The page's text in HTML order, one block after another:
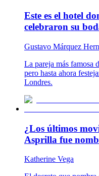
Este es el hotel
celebraron su
Gustavo Márquez
La pareja más famosa
pero hasta ahora
Londres.
¿Los últimos
Asprilla fue
Katherine Vega